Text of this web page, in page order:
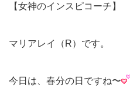
【女神のインスピコーチ】
マリアレイ（R）です。
今日は、春分の日ですね〜